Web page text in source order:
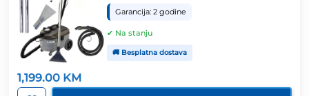
1,199.00 KM
Garancija: 2 godine
✔ Na stanju
🚚 Besplatna dostava